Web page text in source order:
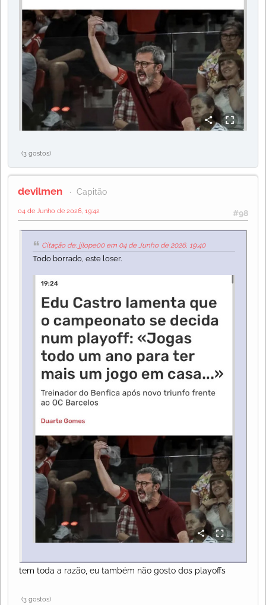
(3 gostos)
devilmen Capitão
#98
04 de Junho de 2026, 19:42
Citação de: jjlope00 em 04 de Junho de 2026, 19:40
Todo borrado, este loser.
tem toda a razão, eu também não gosto dos playoffs
(3 gostos)